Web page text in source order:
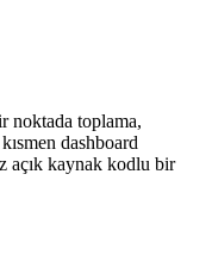
noktada toplama,
dashboard
açık kaynak kodlu bir